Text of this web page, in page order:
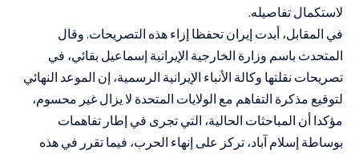
لاستكمال تفاصيله.
في المقابل، أبدت إيران تحفظا إزاء هذه التصريحات. وقال
المتحدث باسم وزارة الخارجية الإيرانية إسماعيل بقائي، في
تصريحات نقلتها وكالة الأنباء الإيرانية الرسمية، إن الموعد النهائي
لتوقيع مذكرة التفاهم مع الولايات المتحدة لا يزال غير محسوم،
مؤكدا أن المباحثات الحالية، التي تجرى في إطار تفاهمات
بوساطة إسلام آباد، تركز على إنهاء الحرب، فيما تقرر في هذه